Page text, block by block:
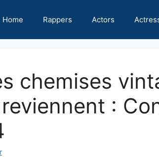
Home Rappers Actors
chemises
: